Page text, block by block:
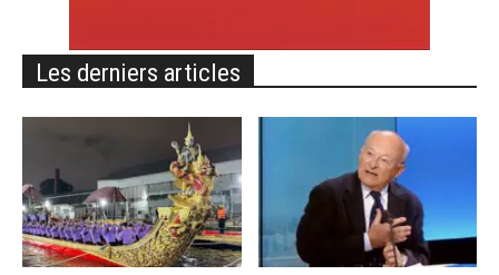
Les derniers articles